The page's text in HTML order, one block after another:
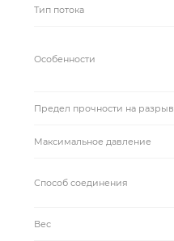
Тип потока
Особенности
Предел прочности на разрыв
Максимальное давление
Способ соединения
Вес